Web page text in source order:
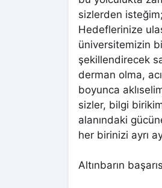
sizlerden
Hedeflerinize
üniversitemizin
şekillendirecek
derman olma,
boyunca
sizler, bilgi
alanındaki
her birinizi ayrı
Altınbarın